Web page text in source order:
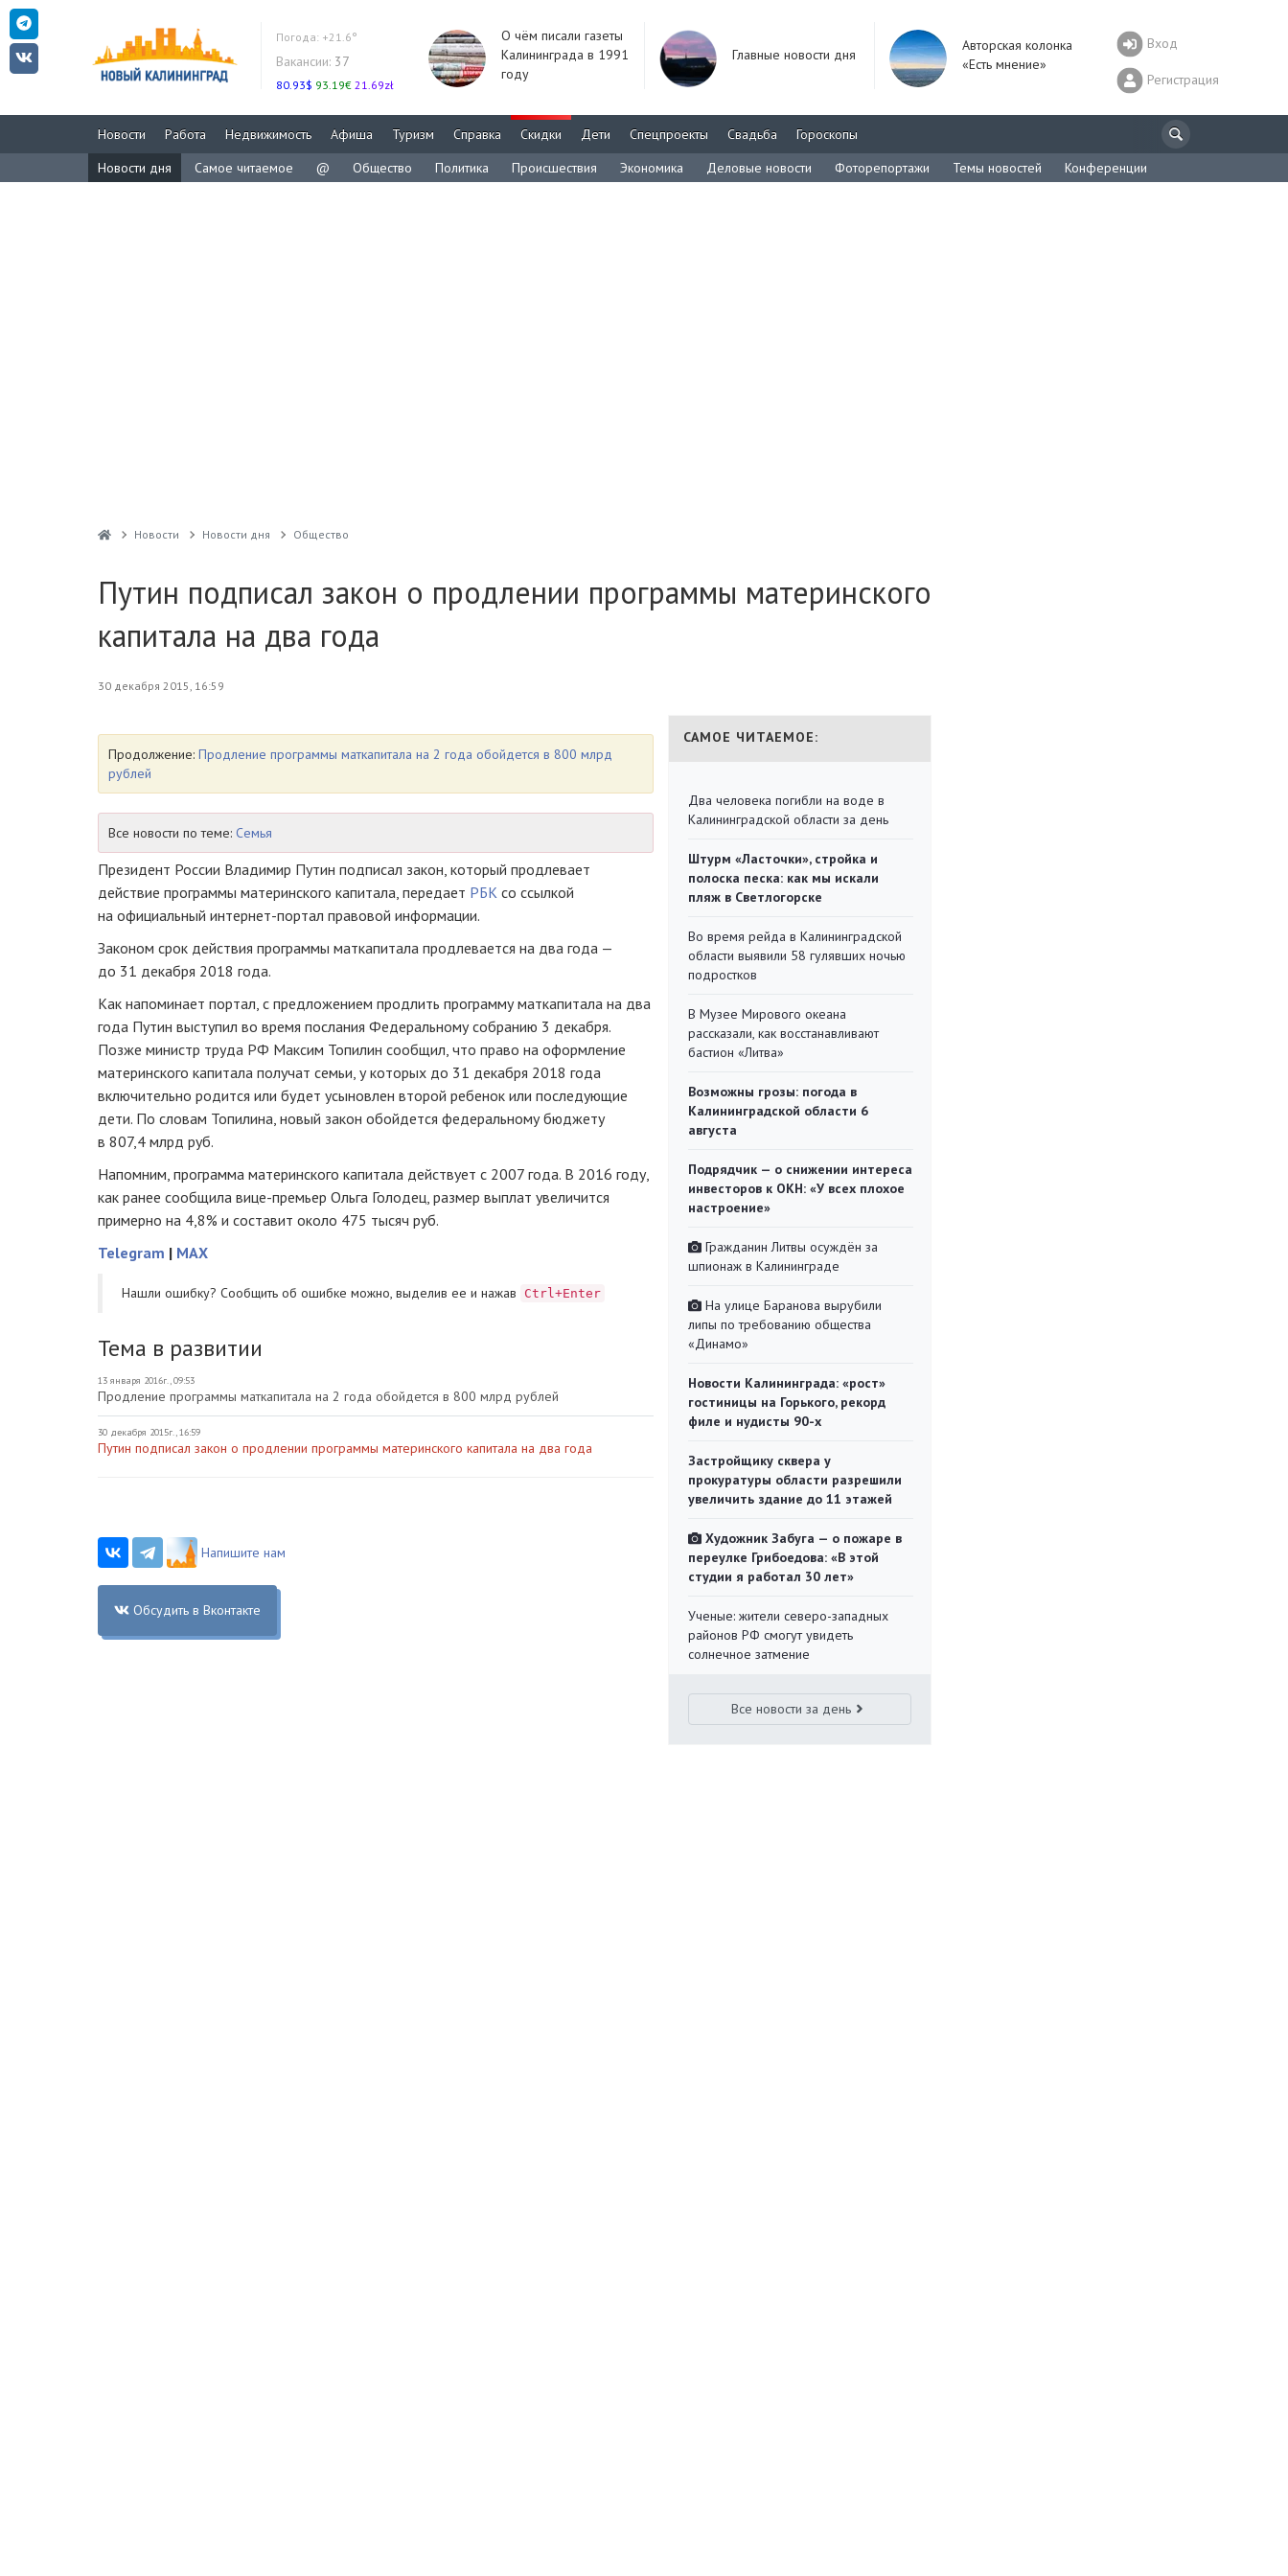
Погода: +21.6°
Вакансии: 37
80.93$ 93.19€ 21.69zł
О чём писали газеты
Калининграда в 1991
году
Главные новости дня
Авторская колонка
«Есть мнение»
Вход
Регистрация
Новости Работа Недвижимость Афиша Туризм Справка Скидки Дети Спецпроекты Свадьба
Гороскопы
Новости дня
Самое читаемое @ Общество Политика Происшествия Экономика Деловые новости Фоторепортажи Темы новостей Конференции
Новости Новости дня Общество
Путин подписал закон о продлении программы материнского
капитала на два года
30 декабря 2015, 16:59
Продолжение: Продление программы маткапитала на 2 года обойдется в 800 млрд
рублей
Все новости по теме: Семья
Президент России Владимир Путин подписал закон, который продлевает
действие программы материнского капитала, передает РБК со ссылкой
на официальный интернет-портал правовой информации.
Законом срок действия программы маткапитала продлевается на два года —
до 31 декабря 2018 года.
Как напоминает портал, с предложением продлить программу маткапитала на два
года Путин выступил во время послания Федеральному собранию 3 декабря.
Позже министр труда РФ Максим Топилин сообщил, что право на оформление
материнского капитала получат семьи, у которых до 31 декабря 2018 года
включительно родится или будет усыновлен второй ребенок или последующие
дети. По словам Топилина, новый закон обойдется федеральному бюджету
в 807,4 млрд руб.
Напомним, программа материнского капитала действует с 2007 года. В 2016 году,
как ранее сообщила вице-премьер Ольга Голодец, размер выплат увеличится
примерно на 4,8% и составит около 475 тысяч руб.
Telegram | MAX
Нашли ошибку? Cообщить об ошибке можно, выделив ее и нажав Ctrl+Enter
Тема в развитии
13 января 2016г., 09:53
Продление программы маткапитала на 2 года обойдется в 800 млрд рублей
30 декабря 2015г., 16:59
Путин подписал закон о продлении программы материнского капитала на два года
Напишите нам
Обсудить в Вконтакте
САМОЕ ЧИТАЕМОЕ:
Два человека погибли на воде в
Калининградской области за день
Штурм «Ласточки», стройка и
полоска песка: как мы искали
пляж в Светлогорске
Во время рейда в Калининградской
области выявили 58 гулявших ночью
подростков
В Музее Мирового океана
рассказали, как восстанавливают
бастион «Литва»
Возможны грозы: погода в
Калининградской области 6
августа
Подрядчик — о снижении интереса
инвесторов к ОКН: «У всех плохое
настроение»
Гражданин Литвы осуждён за
шпионаж в Калининграде
На улице Баранова вырубили
липы по требованию общества
«Динамо»
Новости Калининграда: «рост»
гостиницы на Горького, рекорд
филе и нудисты 90-х
Застройщику сквера у
прокуратуры области разрешили
увеличить здание до 11 этажей
Художник Забуга — о пожаре в
переулке Грибоедова: «В этой
студии я работал 30 лет»
Ученые: жители северо-западных
районов РФ смогут увидеть
солнечное затмение
Все новости за день